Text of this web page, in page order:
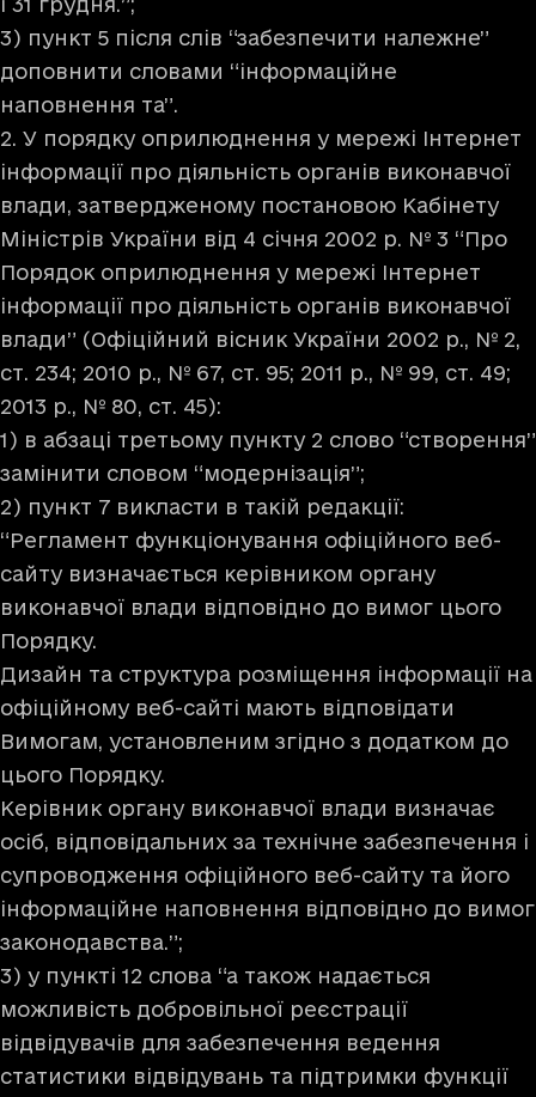
3) пункт 5 після слів “забезпечити належне”
доповнити словами “інформаційне
наповнення та”.
2. У порядку оприлюднення у мережі Інтернет
інформації про діяльність органів виконавчої
влади, затвердженому постановою Кабінету
Міністрів України від 4 січня 2002 р. № 3 “Про
Порядок оприлюднення у мережі Інтернет
інформації про діяльність органів виконавчої
влади” (Офіційний вісник України 2002 р., № 2,
ст. 234; 2010 р., № 67, ст. 95; 2011 р., № 99, ст. 49;
2013 р., № 80, ст. 45):
1) в абзаці третьому пункту 2 слово “створення”
замінити словом “модернізація”;
2) пункт 7 викласти в такій редакції:
“Регламент функціонування офіційного веб-
сайту визначається керівником органу
виконавчої влади відповідно до вимог цього
Порядку.
Дизайн та структура розміщення інформації на
офіційному веб-сайті мають відповідати
Вимогам, установленим згідно з додатком до
цього Порядку.
Керівник органу виконавчої влади визначає
осіб, відповідальних за технічне забезпечення і
супроводження офіційного веб-сайту та його
інформаційне наповнення відповідно до вимог
законодавства.”;
3) у пункті 12 слова “а також надається
можливість добровільної реєстрації
відвідувачів для забезпечення ведення
статистики відвідувань та підтримки функції